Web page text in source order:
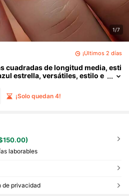
1/7
¡Últimos 2 días
cuadradas de longitud media, esti
estrella, versátiles, estilo e
reutilizables
¡Solo quedan 4!
laborables
de privacidad